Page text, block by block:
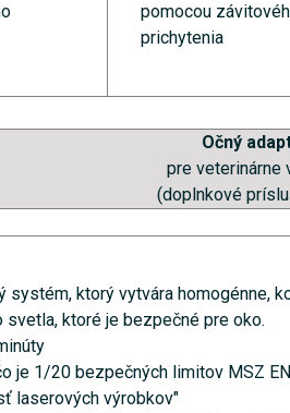
pomocou
prichytenia
Očný
pre veterinárne
(doplnkové
systém, ktorý vytvára homogénne,
ktoré je bezpečné pre oko.
je 1/20 bezpečných limitov MSZ
laserových výrobkov"